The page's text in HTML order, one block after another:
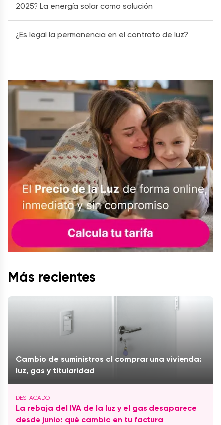
2025? La energía solar como solución
¿Es legal la permanencia en el contrato de luz?
Más recientes
Cambio de suministros al comprar una vivienda:
luz, gas y titularidad
La rebaja del IVA de la luz y el gas desaparece
desde junio: qué cambia en tu factura